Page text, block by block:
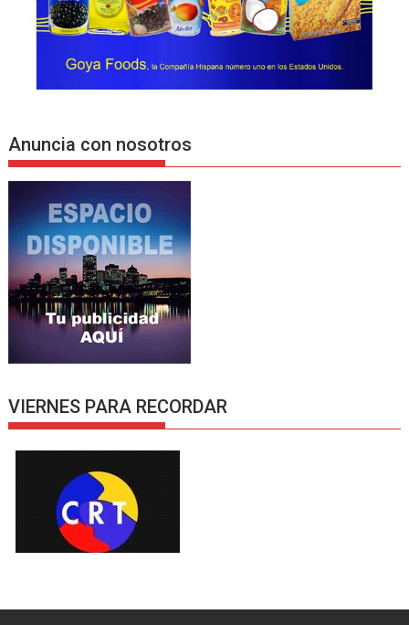
Anuncia con nosotros
VIERNES PARA RECORDAR